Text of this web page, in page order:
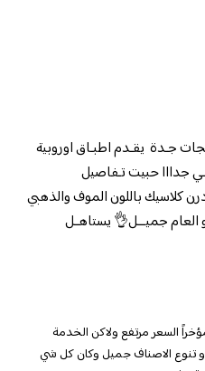
جـدة يقـدم اطبـاق اوروبية
جدااا حبيت تـفاصيل
كلاسيك باللون الموف والذهبي
جميـــل👌 يستاهــل
السعر مرتفع ولاكن الخدمة
و تنوع الاصناف جميل وكان كل شي